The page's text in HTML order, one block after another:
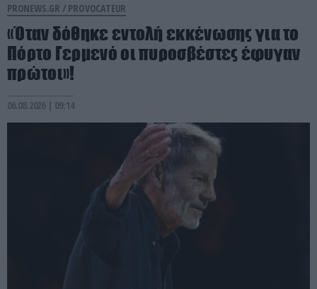
PRONEWS.GR / PROVOCATEUR
«Όταν δόθηκε εντολή εκκένωσης για το
Πόρτο Γερμενό οι πυροσβέστες έφυγαν
πρώτοι»!
06.08.2026 | 09:14